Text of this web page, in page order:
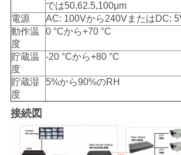
シ
ー
では50,62.5,100μm
電源
AC: 100Vから240VまたはDC:
動作温
度
0 °Cから+70 °C
貯蔵温
度
-20 °Cから+80 °C
貯蔵湿
度
5%から90%のRH
接続図